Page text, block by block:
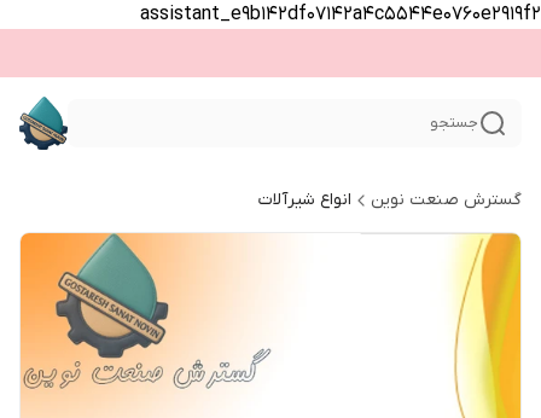
assistant_e9b142df07142a4c5544e0760e2919f2
جستجو
گسترش صنعت نوین انواع شیرآلات